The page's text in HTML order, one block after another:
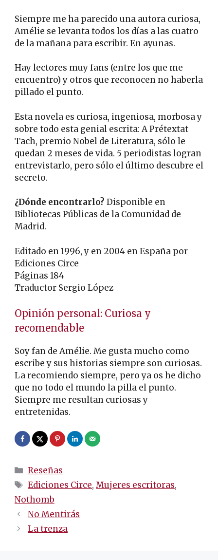
Siempre me ha parecido una autora curiosa,
Amélie se levanta todos los días a las cuatro
de la mañana para escribir. En ayunas.
Hay lectores muy fans (entre los que me
encuentro) y otros que reconocen no haberla
pillado el punto.
Esta novela es curiosa, ingeniosa, morbosa y
sobre todo esta genial escrita: A Prétextat
Tach, premio Nobel de Literatura, sólo le
quedan 2 meses de vida. 5 periodistas logran
entrevistarlo, pero sólo el último descubre el
secreto.
¿Dónde encontrarlo? Disponible en
Bibliotecas Públicas de la Comunidad de
Madrid.
Editado en 1996, y en 2004 en España por
Ediciones Circe
Páginas 184
Traductor Sergio López
Opinión personal: Curiosa y
recomendable
Soy fan de Amélie. Me gusta mucho como
escribe y sus historias siempre son curiosas.
La recomiendo siempre, pero ya os he dicho
que no todo el mundo la pilla el punto.
Siempre me resultan curiosas y
entretenidas.
Categorías
Reseñas
Etiquetas
Ediciones Circe,Mujeres escritoras,
Nothomb
Navegación
de
entradas
No Mentirás
La trenza